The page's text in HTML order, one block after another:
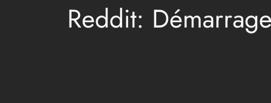
Reddit: